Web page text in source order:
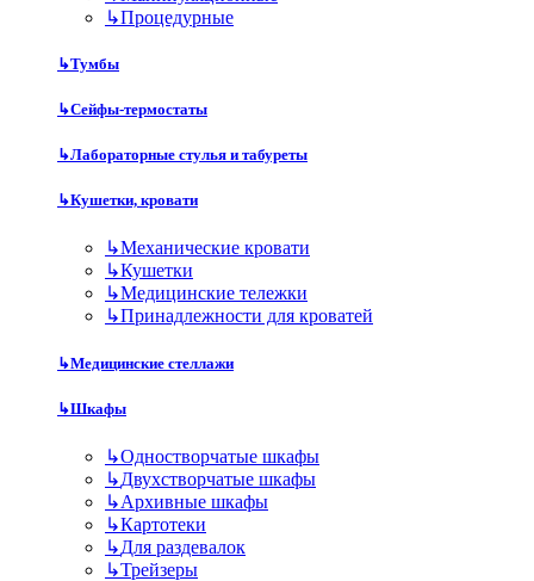
↳Процедурные
↳Тумбы
↳Сейфы-термостаты
↳Лабораторные стулья и табуреты
↳Кушетки, кровати
↳Механические кровати
↳Кушетки
↳Медицинские тележки
↳Принадлежности для кроватей
↳Медицинские стеллажи
↳Шкафы
↳Одностворчатые шкафы
↳Двухстворчатые шкафы
↳Архивные шкафы
↳Картотеки
↳Для раздевалок
↳Трейзеры